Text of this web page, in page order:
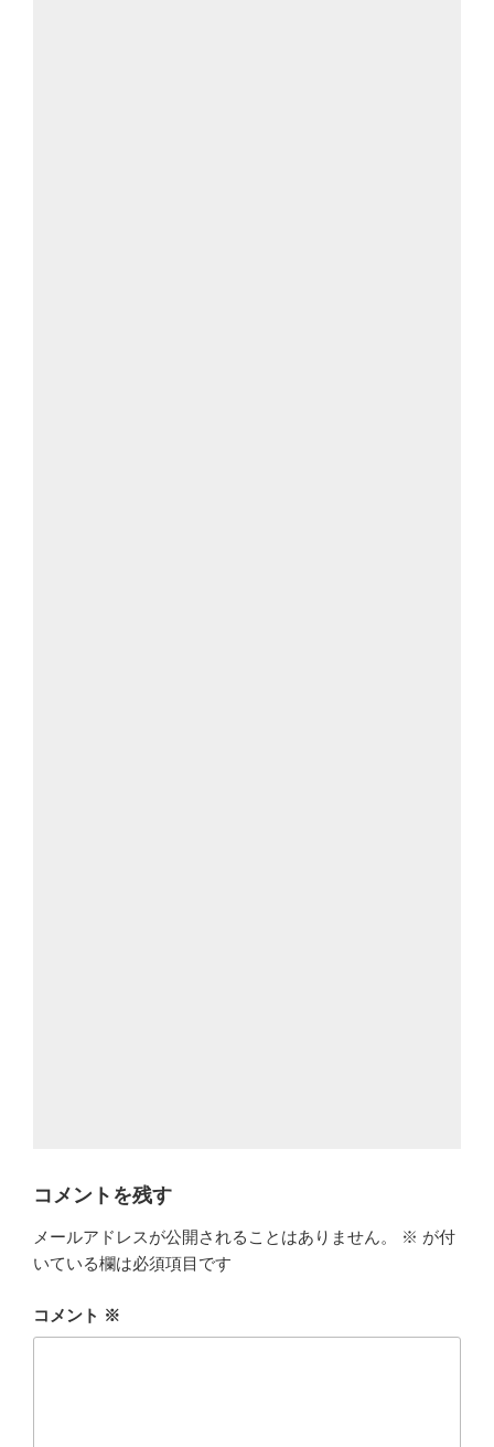
コメントを残す
メールアドレスが公開されることはありません。 ※ が付
いている欄は必須項目です
コメント ※